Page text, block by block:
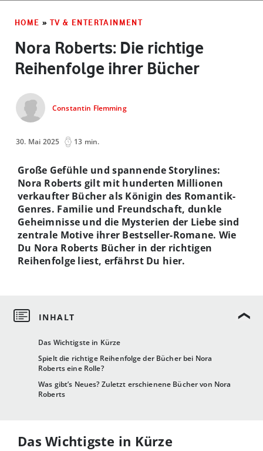
HOME » TV & ENTERTAINMENT
Nora Roberts: Die richtige
Reihenfolge ihrer Bücher
Constantin Flemming
30. Mai 2025 13 min.
Das Wichtigste in Kürze
Spielt die richtige Reihenfolge der Bücher bei Nora
Roberts eine Rolle?
Was gibt’s Neues? Zuletzt erschienene Bücher von Nora
Roberts
Große Gefühle und spannende Storylines:
Nora Roberts gilt mit hunderten Millionen
verkaufter Bücher als Königin des Romantik-
Genres. Familie und Freundschaft, dunkle
Geheimnisse und die Mysterien der Liebe sind
zentrale Motive ihrer Bestseller-Romane. Wie
Du Nora Roberts Bücher in der richtigen
Reihenfolge liest, erfährst Du hier.
Das Wichtigste in Kürze